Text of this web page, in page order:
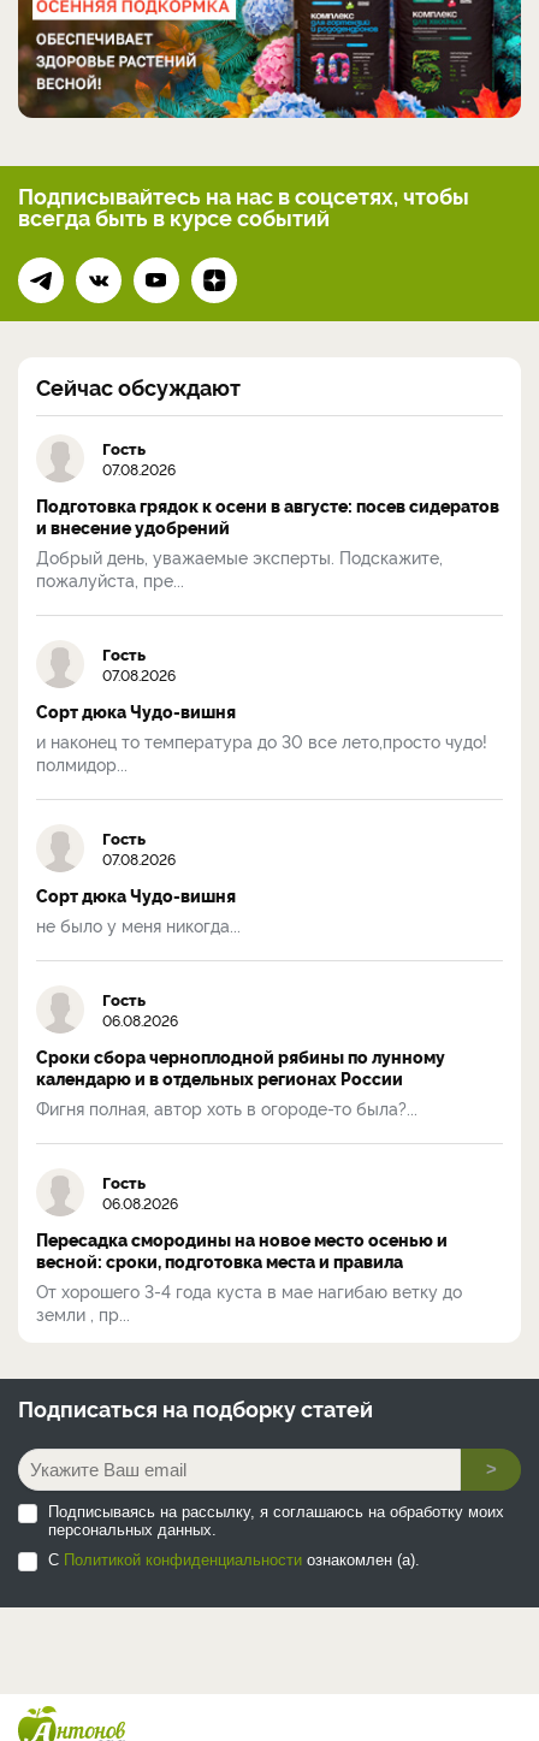
Подписывайтесь на нас в соцсетях, чтобы
всегдабыть в курсе событий
Сейчас обсуждают
Гость
07.08.2026
Подготовка грядок к осени в августе: посев сидератов
и внесение удобрений
Добрый день, уважаемые эксперты. Подскажите,
пожалуйста, пре...
Гость
07.08.2026
Сорт дюка Чудо-вишня
и наконец то температура до 30 все лето,просто чудо!
полмидор...
Гость
07.08.2026
Сорт дюка Чудо-вишня
не было у меня никогда...
Гость
06.08.2026
Сроки сбора черноплодной рябины по лунному
календарю и в отдельных регионах России
Фигня полная, автор хоть в огороде-то была?...
Гость
06.08.2026
Пересадка смородины на новое место осенью и
весной: сроки, подготовка места и правила
От хорошего 3-4 года куста в мае нагибаю ветку до
земли , пр...
Подписаться на подборку статей
>
Подписываясь на рассылку, я соглашаюсь на обработку моих
персональных данных.
С Политикой конфиденциальности ознакомлен (а).